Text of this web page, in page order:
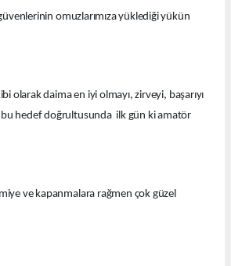
omuzlarımıza yüklediği yükün
olarak daima en iyi olmayı, zirveyi, başarıyı
hedef doğrultusunda ilk gün ki amatör
ve kapanmalara rağmen çok güzel